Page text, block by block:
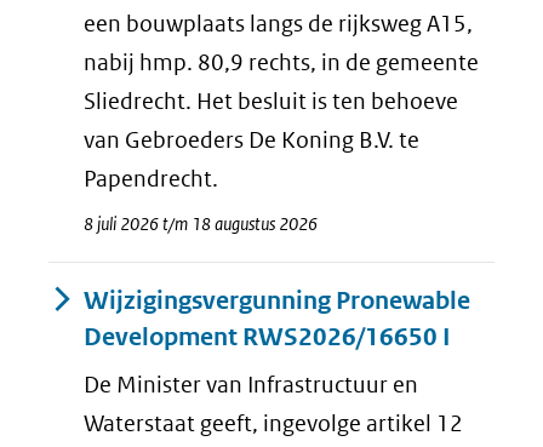
een bouwplaats langs de rijksweg A15,
nabij hmp. 80,9 rechts, in de gemeente
Sliedrecht. Het besluit is ten behoeve
van Gebroeders De Koning B.V. te
Papendrecht.
8 juli 2026 t/m 18 augustus 2026
Wijzigingsvergunning Pronewable
Development RWS2026/16650 I
De Minister van Infrastructuur en
Waterstaat geeft, ingevolge artikel 12